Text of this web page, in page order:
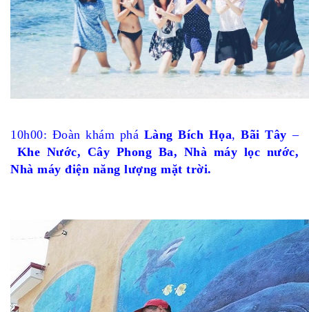
10h00: Đoàn khám phá Làng Bích Họa,Bãi Tây –
Khe Nước, Cây Phong Ba, Nhà máy lọc nước,
Nhà máy điện năng lượng mặt trời.